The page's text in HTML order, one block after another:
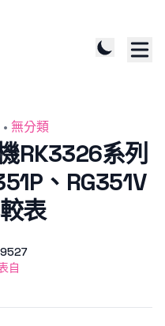
• 無分類
RK3326系列
、RG351V
表
者
自
自